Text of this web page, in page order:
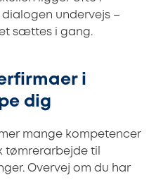
undervejs –
sættes i gang.
i
dig
mange kompetencer
tømrerarbejde til
Overvej om du har